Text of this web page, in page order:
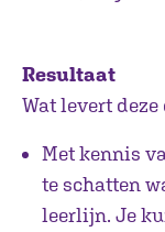
Resultaat
Wat levert deze
Met kennis
te schatten
leerlijn. Je